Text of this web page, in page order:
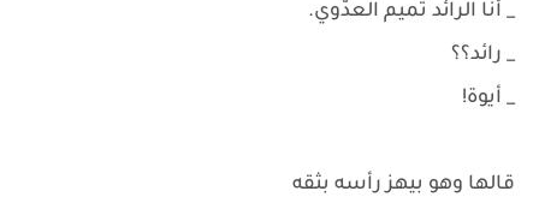
_ أنا الرائد تميم العدّوي.
_ رائد؟؟
_ أيوة!
قالها وهو بيهز رأسه بثقه